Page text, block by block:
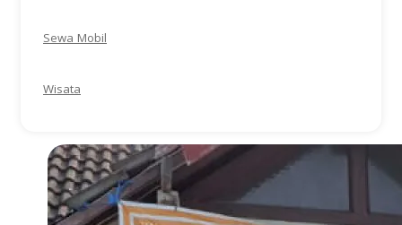
Sewa Mobil
Wisata